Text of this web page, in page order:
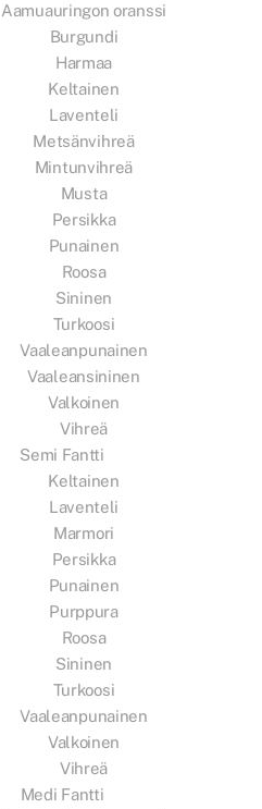
Aamuauringon oranssi
Burgundi
Harmaa
Keltainen
Laventeli
Metsänvihreä
Mintunvihreä
Musta
Persikka
Punainen
Roosa
Sininen
Turkoosi
Vaaleanpunainen
Vaaleansininen
Valkoinen
Vihreä
Semi Fantti
Keltainen
Laventeli
Marmori
Persikka
Punainen
Purppura
Roosa
Sininen
Turkoosi
Vaaleanpunainen
Valkoinen
Vihreä
Medi Fantti